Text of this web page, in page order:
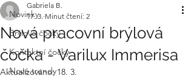
Novinky
Brýlové čočky
Kontaktní čočky
Nové trendy
Nová pracovní brýlová
čočka - Varilux Immerisa
Gabriela B.
17. 3. Minut čtení: 2
Aktualizováno:18. 3.